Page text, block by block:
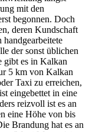
mit den
begonnen. Doch
deren Kundschaft
der sonst üblichen
gibt es in Kalkan
5 km von Kalkan
Taxi zu erreichen,
eingebettet in eine
reizvoll ist es an
eine Höhe von bis
Brandung hat es an